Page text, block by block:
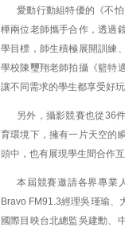
愛動行動組特優的《不
樺兩位老師攜手合作，透過
學目標，師生積極展開訓練
學校陳璽翔老師拍攝《籃特
讓不同需求的學生都享受好玩
另外，攝影競賽也從36
育環境下，擁有一片天空的
頭中，也有展現學生間合作
本屆競賽邀請各界專業
Bravo FM91.3經理吳瑾瑜、
國際目映台北總監吳建勳、